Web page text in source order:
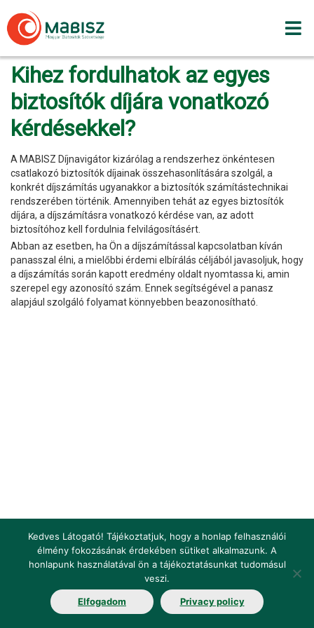
to
content
Kihez fordulhatok az egyes
biztosítók díjára vonatkozó
kérdésekkel?
A MABISZ Díjnavigátor kizárólag a rendszerhez önkéntesen
csatlakozó biztosítók díjainak összehasonlítására szolgál, a
konkrét díjszámítás ugyanakkor a biztosítók számítástechnikai
rendszerében történik. Amennyiben tehát az egyes biztosítók
díjára, a díjszámításra vonatkozó kérdése van, az adott
biztosítóhoz kell fordulnia felvilágosításért.
Abban az esetben, ha Ön a díjszámítással kapcsolatban kíván
panasszal élni, a mielőbbi érdemi elbírálás céljából javasoljuk, hogy
a díjszámítás során kapott eredmény oldalt nyomtassa ki, amin
szerepel egy azonosító szám. Ennek segítségével a panasz
alapjául szolgáló folyamat könnyebben beazonosítható.
Impresszum Jogi nyilatkozat Jogszabályok
Fogalomtár Elérhetőségek Álláshirdetés
Kedves Látogató! Tájékoztatjuk, hogy a honlap felhasználói
élmény fokozásának érdekében sütiket alkalmazunk. A
honlapunk használatával ön a tájékoztatásunkat tudomásul
veszi.
Elfogadom Privacy policy